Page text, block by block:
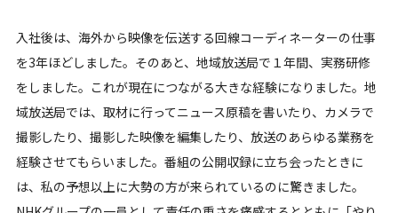
入社後は、海外から映像を伝送する回線コーディネーターの仕事
を3年ほどしました。そのあと、地域放送局で１年間、実務研修
をしました。これが現在につながる大きな経験になりました。地
域放送局では、取材に行ってニュース原稿を書いたり、カメラで
撮影したり、撮影した映像を編集したり、放送のあらゆる業務を
経験させてもらいました。番組の公開収録に立ち会ったときに
は、私の予想以上に大勢の方が来られているのに驚きました。